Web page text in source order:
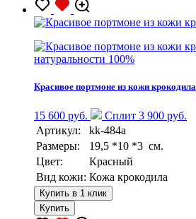
натуральности 100%
Красивое портмоне из кожи крокодила
15 600 руб.
Сплит 3 900 руб.
Артикул:
kk-484a
Размеры:
19,5 *10 *3 см.
Цвет:
Красный
Вид кожи: Кожа крокодила
Купить в 1 клик
Купить